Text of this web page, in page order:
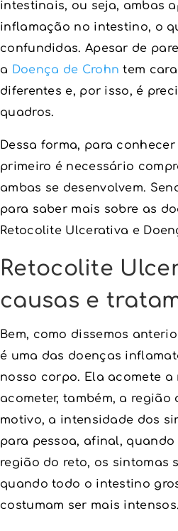
intestinais, ou seja, ambas
inflamação no intestino, o
confundidas. Apesar de
a Doença de Crohn tem
diferentes e, por isso, é
quadros.
Dessa forma, para
primeiro é necessário
ambas se desenvolvem.
para saber mais sobre as
Retocolite Ulcerativa e
Retocolite
causas e
Bem, como dissemos
é uma das doenças
nosso corpo. Ela acomete
acometer, também, a
motivo, a intensidade dos
para pessoa, afinal,
região do reto, os sintomas
quando todo o intestino
costumam ser mais intensos.